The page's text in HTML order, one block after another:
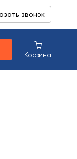
звонок
Корзина